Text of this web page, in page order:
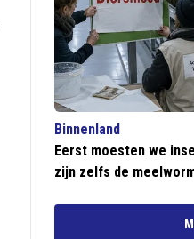
Binnenland
Eerst moesten we
zijn zelfs de